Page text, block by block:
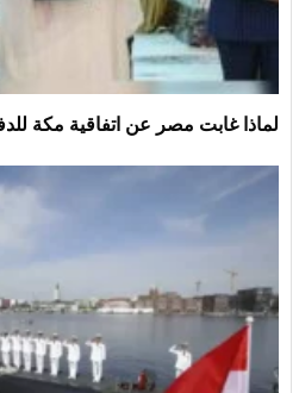
لماذا غابت مصر عن اتفاقية مكة